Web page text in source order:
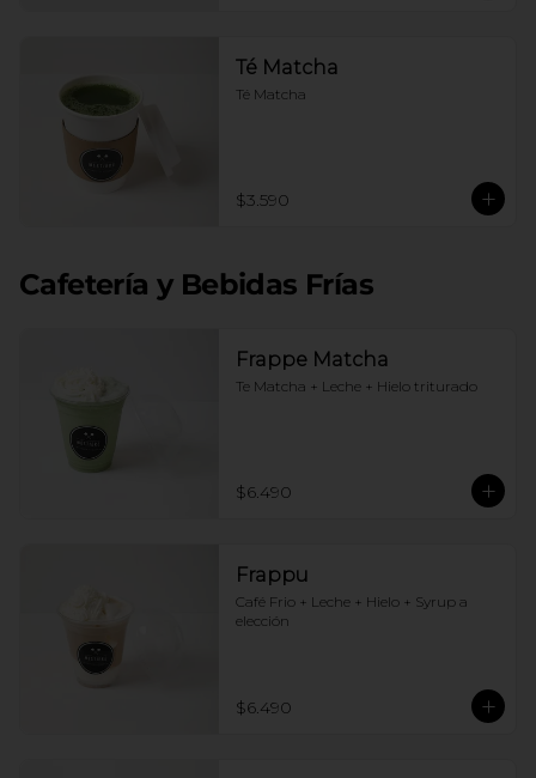
Té Matcha
Té Matcha
$3.590
Cafetería y Bebidas Frías
Frappe Matcha
Te Matcha + Leche + Hielo triturado
$6.490
Frappu
Café Frio + Leche + Hielo + Syrup a
elección
$6.490